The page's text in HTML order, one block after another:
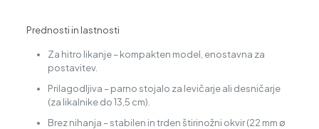
Prednosti in lastnosti
Za hitro likanje – kompakten model, enostavna za
postavitev.
Prilagodljiva – parno stojalo za levičarje ali desničarje
(za likalnike do 13,5 cm).
Brez nihanja – stabilen in trden štirinožni okvir (22 mm ∅